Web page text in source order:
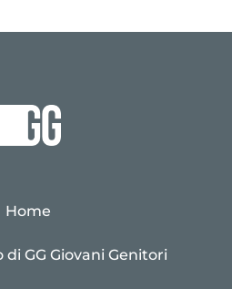
Home
GG Giovani Genitori